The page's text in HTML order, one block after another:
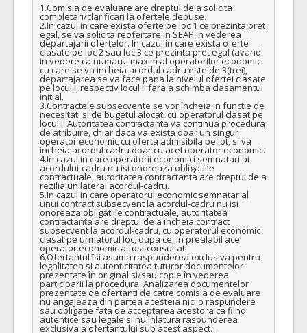
1.Comisia de evaluare are dreptul de a solicita
completari/clarificari la ofertele depuse.
2.In cazul in care exista oferte pe loc 1 ce prezinta pret
egal, se va solicita reofertare in SEAP in vederea
departajarii ofertelor. In cazul in care exista oferte
clasate pe loc 2 sau loc 3 ce prezinta pret egal (avand
in vedere ca numarul maxim al operatorilor economici
cu care se va incheia acordul cadru este de 3(trei),
departajarea se va face pana la nivelul ofertei clasate
pe locul I, respectiv locul II fara a schimba clasamentul
initial.
3.Contractele subsecvente se vor încheia in functie de
necesitati si de bugetul alocat, cu operatorul clasat pe
locul I. Autoritatea contractanta va continua procedura
de atribuire, chiar daca va exista doar un singur
operator economic cu oferta admisibila pe lot, si va
incheia acordul cadru doar cu acel operator economic.
4.In cazul in care operatorii economici semnatari ai
acordului-cadru nu isi onoreaza obligatiile
contractuale, autoritatea contractanta are dreptul de a
rezilia unilateral acordul-cadru.
5.In cazul in care operatorul economic semnatar al
unui contract subsecvent la acordul-cadru nu isi
onoreaza obligatiile contractuale, autoritatea
contractanta are dreptul de a incheia contract
subsecvent la acordul-cadru, cu operatorul economic
clasat pe urmatorul loc, dupa ce, in prealabil acel
operator economic a fost consultat.
6.Ofertantul îsi asuma raspunderea exclusiva pentru
legalitatea si autenticitatea tuturor documentelor
prezentate în original si/sau copie în vederea
participarii la procedura. Analizarea documentelor
prezentate de ofertanti de catre comisia de evaluare
nu angajeaza din partea acesteia nici o raspundere
sau obligatie fata de acceptarea acestora ca fiind
autentice sau legale si nu înlatura raspunderea
exclusiva a ofertantului sub acest aspect.